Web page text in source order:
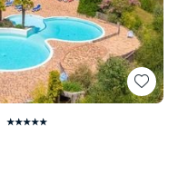
★★★★★